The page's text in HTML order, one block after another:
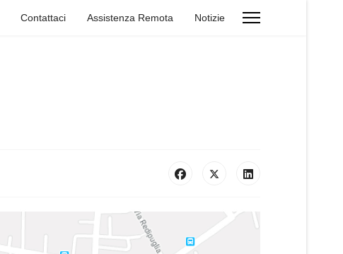
Contattaci Assistenza Remota Notizie